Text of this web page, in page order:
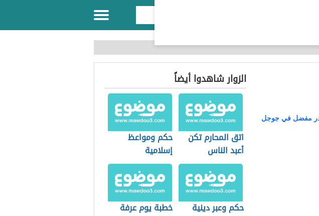
مفضل في جوجل
الزوار شاهدوا أيضاً
اتق المحارم تكن
أعبد الناس
حكم ومواعظ
إسلامية
حكم وعبر دينية خطبة يوم عرفة